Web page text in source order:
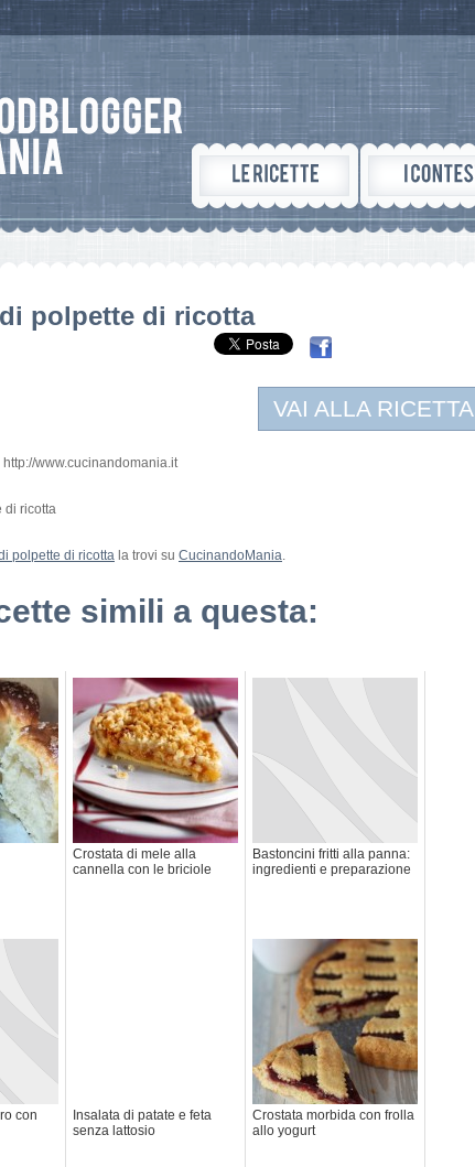
polpette di ricotta
VAI ALLA RICETTA
http://www.cucinandomania.it
di ricotta
polpette di ricotta la trovi su CucinandoMania.
simili a questa:
Crostata di mele alla
cannella con le briciole
Bastoncini fritti alla panna:
ingredienti e preparazione
con
Insalata di patate e feta
senza lattosio
Crostata morbida con frolla
allo yogurt